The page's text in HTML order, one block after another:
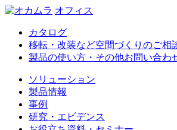
オフィス
カタログ
移転・改装など空間づくりのご相
製品の使い方・その他お問い合わ
ソリューション
製品情報
事例
研究・エビデンス